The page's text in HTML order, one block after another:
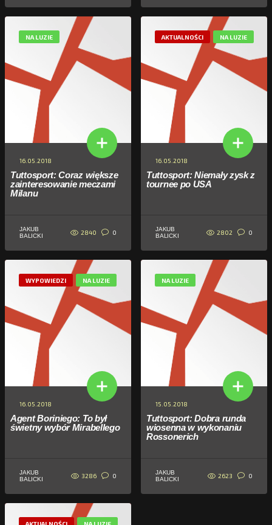
NA LUZIE
16.05.2018
Tuttosport: Coraz większe
zainteresowanie meczami
Milanu
JAKUB
BALICKI
2840 0
AKTUALNOŚCI NA LUZIE
16.05.2018
Tuttosport: Niemały zysk z
tournee po USA
JAKUB
BALICKI
2802 0
WYPOWIEDZI NA LUZIE
16.05.2018
Agent Boriniego: To był
świetny wybór Mirabellego
JAKUB
BALICKI
3286 0
NA LUZIE
15.05.2018
Tuttosport: Dobra runda
wiosenna w wykonaniu
Rossonerich
JAKUB
BALICKI
2623 0